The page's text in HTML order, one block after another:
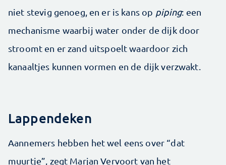
niet stevig genoeg, en er is kans op piping: een
mechanisme waarbij water onder de dijk door
stroomt en er zand uitspoelt waardoor zich
kanaaltjes kunnen vormen en de dijk verzwakt.
Lappendeken
Aannemers hebben het wel eens over “dat
muurtje”, zegt Marjan Vervoort van het